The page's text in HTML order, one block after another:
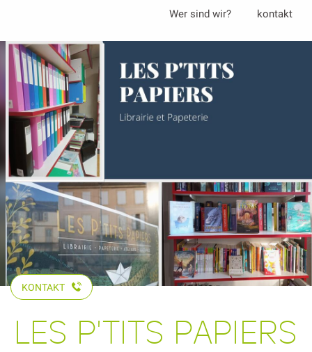
contenu
principal
Wer sind wir? kontakt
KONTAKT
LES P'TITS PAPIERS